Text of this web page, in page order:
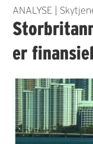
ANALYSE |
er